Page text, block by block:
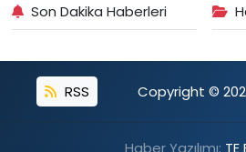
Son Dakika Haberleri
RSS Copyright ©
Haber Yazılımı: TE